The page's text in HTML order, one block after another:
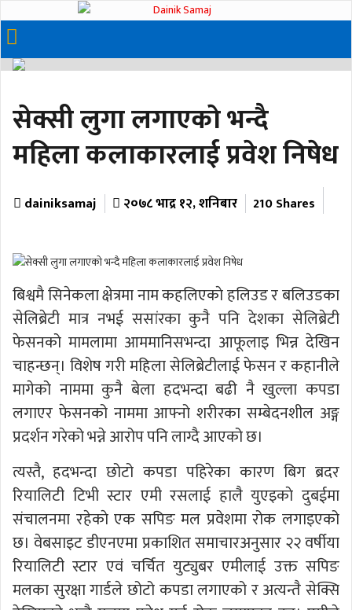
सेक्सी लुगा लगाएकाे भन्दै
महिला कलाकारलाई प्रवेश निषेध
dainiksamaj २०७८ भाद्र १२, शनिबार 210 Shares
बिश्वमै सिनेकला क्षेत्रमा नाम कहलिएकाे हलिउड र बलिउडका
सेलिब्रेटी मात्र नभई ससांरका कुनै पनि देशका सेलिब्रेटी
फेसनको मामलामा आममानिसभन्दा आफूलाइ भिन्न देखिन
चाहन्छन्। विशेष गरी महिला सेलिब्रेटीलाई फेसन र कहानीले
मागेको नाममा कुनै बेला हदभन्दा बढी नै खुल्ला कपडा
लगाएर फेसनको नाममा आफ्नो शरीरका सम्बेदनशील अङ्ग
प्रदर्शन गरेको भन्ने आरोप पनि लाग्दै आएको छ।
त्यस्तै, हदभन्दा छोटो कपडा पहिरेका कारण बिग ब्रदर
रियालिटी टिभी स्टार एमी रसलाई हालै युएइकाे दुबईमा
स‌ंचालनमा रहेकाे एक सपिङ मल प्रवेशमा रोक लगाइएको
छ। वेबसाइट डीएनएमा प्रकाशित समाचारअनुसार २२ वर्षीया
रियालिटी स्टार एवं चर्चित युट्युबर एमीलाई उक्त सपिङ
मलका सुरक्षा गार्डले छोटो कपडा लगाएको र अत्यन्तै सेक्सि